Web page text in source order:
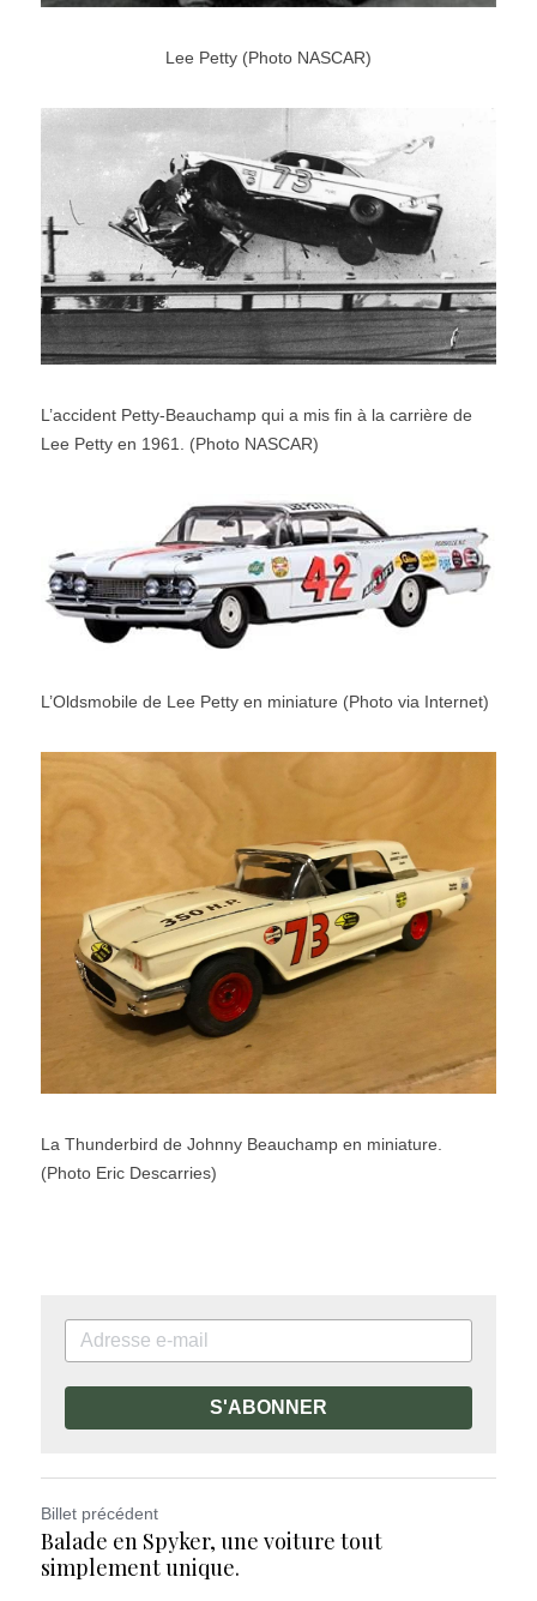
Lee Petty (Photo NASCAR)
L’accident Petty-Beauchamp qui a mis fin à la carrière de
Lee Petty en 1961. (Photo NASCAR)
L’Oldsmobile de Lee Petty en miniature (Photo via Internet)
La Thunderbird de Johnny Beauchamp en miniature.
(Photo Eric Descarries)
S'ABONNER
Billet précédent
Balade en Spyker, une voiture tout
simplement unique.